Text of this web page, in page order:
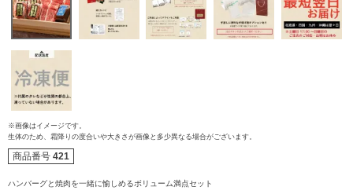
ご注文ガイド
※画像はイメージです。
生体のため、霜降りの度合いや大きさが画像と多少異なる場合がございます。
商品番号 421
ハンバーグと焼肉を一緒に愉しめるボリューム満点セット